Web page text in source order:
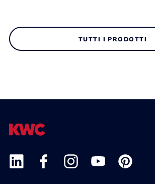
TUTTI I PRODOTTI